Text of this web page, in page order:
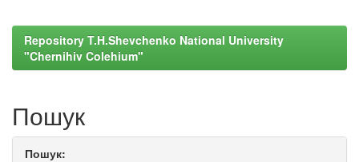
Repository T.H.Shevchenko National University
"Chernihiv Colehium"
Пошук
Пошук: